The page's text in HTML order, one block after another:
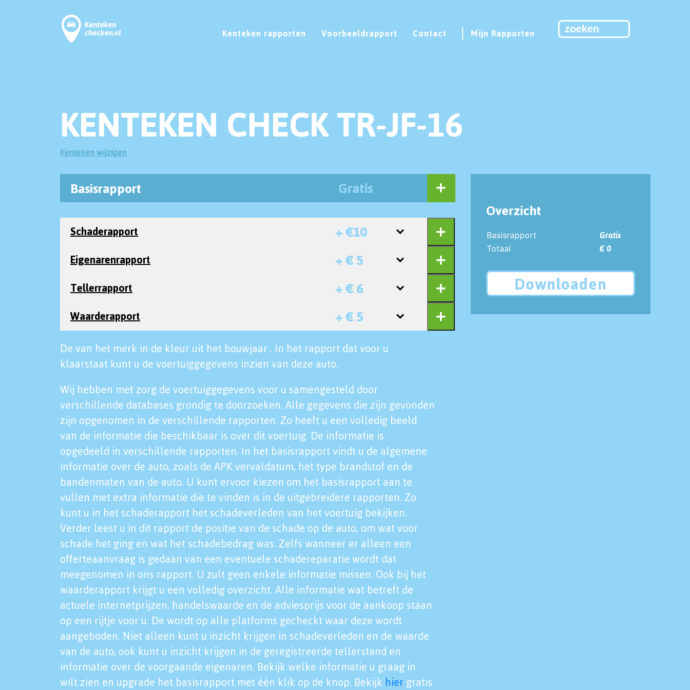
Kenteken rapporten Voorbeeldrapport Contact Mijn Rapporten
KENTEKEN CHECK TR-JF-16
Kenteken wijzigen
Basisrapport Gratis
Schaderapport + €10
Eigenarenrapport + € 5
Tellerrapport + € 6
Waarderapport + € 5
De van het merk in de kleur uit het bouwjaar . In het rapport dat voor u
klaarstaat kunt u de voertuiggegevens inzien van deze auto.
Wij hebben met zorg de voertuiggegevens voor u samengesteld door
verschillende databases grondig te doorzoeken. Alle gegevens die zijn gevonden
zijn opgenomen in de verschillende rapporten. Zo heeft u een volledig beeld
van de informatie die beschikbaar is over dit voertuig. De informatie is
opgedeeld in verschillende rapporten. In het basisrapport vindt u de algemene
informatie over de auto, zoals de APK vervaldatum, het type brandstof en de
bandenmaten van de auto. U kunt ervoor kiezen om het basisrapport aan te
vullen met extra informatie die te vinden is in de uitgebreidere rapporten. Zo
kunt u in het schaderapport het schadeverleden van het voertuig bekijken.
Verder leest u in dit rapport de positie van de schade op de auto, om wat voor
schade het ging en wat het schadebedrag was. Zelfs wanneer er alleen een
offerteaanvraag is gedaan van een eventuele schadereparatie wordt dat
meegenomen in ons rapport. U zult geen enkele informatie missen. Ook bij het
waarderapport krijgt u een volledig overzicht. Alle informatie wat betreft de
actuele internetprijzen, handelswaarde en de adviesprijs voor de aankoop staan
op een rijtje voor u. De wordt op alle platforms gecheckt waar deze wordt
aangeboden. Niet alleen kunt u inzicht krijgen in schadeverleden en de waarde
van de auto, ook kunt u inzicht krijgen in de geregistreerde tellerstand en
informatie over de voorgaande eigenaren. Bekijk welke informatie u graag in
wilt zien en upgrade het basisrapport met één klik op de knop. Bekijk hier gratis
Overzicht
Basisrapport
Gratis
Totaal
€ 0
Downloaden